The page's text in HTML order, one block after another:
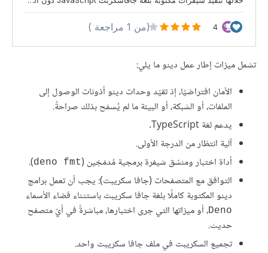
تشمل ميزات إطار عمل دينو ما يلي:
الأمان افتراضيًا، إذ تقيّد وحدات دينو أذونات الوصول إلى
الملفات، أو الشبكة، أو البيئة ما لم يُسمَح بذلك صراحةً.
يدعم لغة TypeScript.
آلية انتظار من الدرجة الأولى.
أداة اختبار ومنسّق شيفرة برمجية مُدمَجَين (deno fmt
).
التوافق مع المتصفحات (جافا سكريبت): يجب أن تعمل برامج
دينو المكتوبة كاملًا بلغة جافا سكريبت باستثناء فضاء الأسماء
Deno، أو ميزاتها التي جرى اختبارها، مباشرةً في أيّ متصفح
حديث.
تجميع السكريبت في ملف جافا سكريبت واحد.